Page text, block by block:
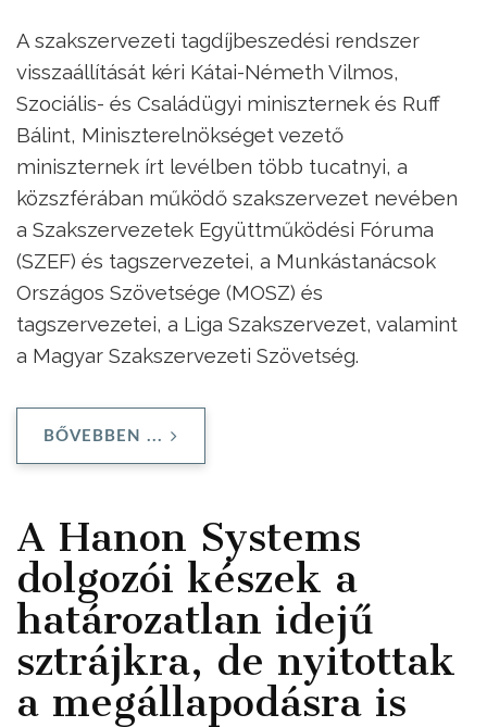
A szakszervezeti tagdíjbeszedési rendszer
visszaállítását kéri Kátai-Németh Vilmos,
Szociális- és Családügyi miniszternek és Ruff
Bálint, Miniszterelnökséget vezető
miniszternek írt levélben több tucatnyi, a
közszférában működő szakszervezet nevében
a Szakszervezetek Együttműködési Fóruma
(SZEF) és tagszervezetei, a Munkástanácsok
Országos Szövetsége (MOSZ) és
tagszervezetei, a Liga Szakszervezet, valamint
a Magyar Szakszervezeti Szövetség.
BŐVEBBEN ...
A Hanon Systems
dolgozói készek a
határozatlan idejű
sztrájkra, de nyitottak
a megállapodásra is